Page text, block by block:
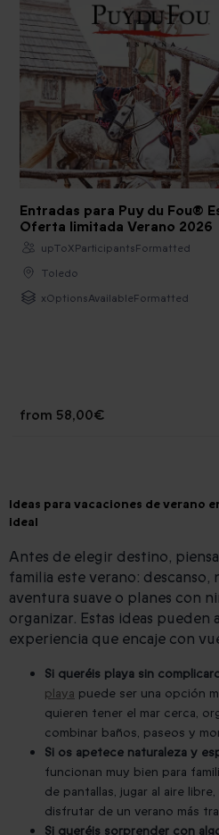
Entradas para Puy du Fou®
Oferta limitada Verano 2026
upToXParticipantsFormatted
Toledo
xOptionsAvailableFormatted
from 58,00€
Ideas para vacaciones de verano
ideal
Antes de elegir destino,
familia este verano: descanso,
aventura suave o planes con
organizar. Estas ideas
experiencia que encaje con
Si queréis playa sin
playa puede ser una opción
quieren tener el mar cerca,
combinar baños, paseos y
Si os apetece naturaleza y
funcionan muy bien para
de pantallas, jugar al aire
disfrutar de un verano más
Si queréis sorprender con